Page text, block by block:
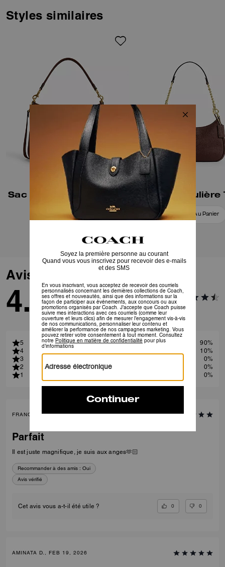
options de rangement pratiques.
Styles similaires
Sac porté épaule Laurel
Ajouter Au Panier
Sac Bandoulière
Ajouter Au Panier
Avis
4.9 10 Avis
5
90%
4
10%
3
0%
2
0%
1
0%
FRANCK S., JUN 21, 2026
Parfait
Il est juste magnifique, je suis aux anges🫶🏻
Recommander à des amis : Oui
Avis vérifié
Cet avis vous a-t-il été utile ? 0 0
AMINATA D., FEB 19, 2026